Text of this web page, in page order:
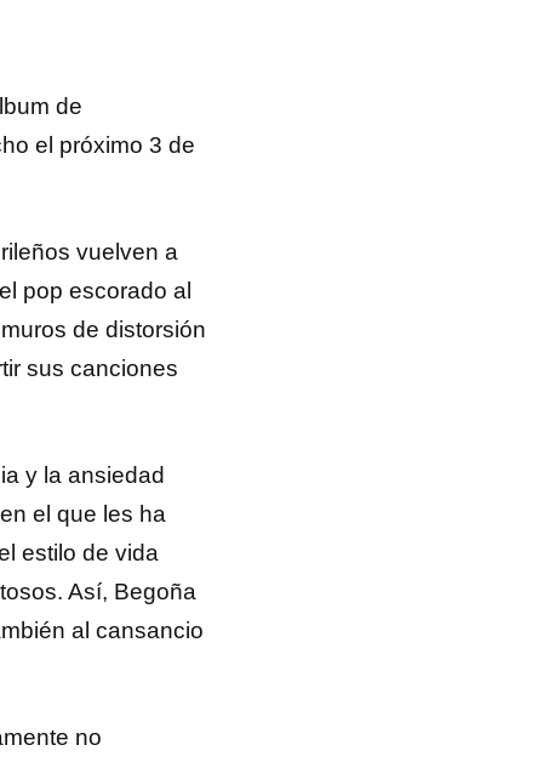
de
el próximo 3 de
vuelven a
pop escorado al
de distorsión
sus canciones
y la ansiedad
el que les ha
estilo de vida
Así, Begoña
al cansancio
no